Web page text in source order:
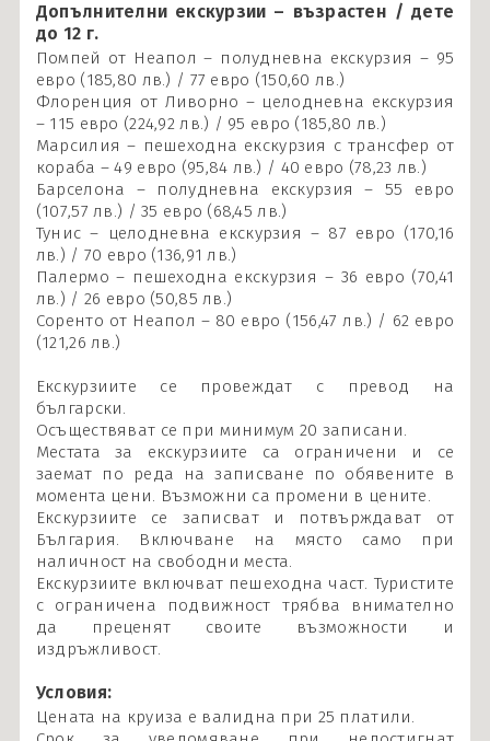
Допълнителни екскурзии – възрастен / дете
до 12 г.
Помпей от Неапол – полудневна екскурзия – 95
евро (185,80 лв.) / 77 евро (150,60 лв.)
Флоренция от Ливорно – целодневна екскурзия
– 115 евро (224,92 лв.) / 95 евро (185,80 лв.)
Марсилия – пешеходна екскурзия с трансфер от
кораба – 49 евро (95,84 лв.) / 40 евро (78,23 лв.)
Барселона – полудневна екскурзия – 55 евро
(107,57 лв.) / 35 евро (68,45 лв.)
Тунис – целодневна екскурзия – 87 евро (170,16
лв.) / 70 евро (136,91 лв.)
Палермо – пешеходна екскурзия – 36 евро (70,41
лв.) / 26 евро (50,85 лв.)
Соренто от Неапол – 80 евро (156,47 лв.) / 62 евро
(121,26 лв.)
Екскурзиите се провеждат с превод на
български.
Осъществяват се при минимум 20 записани.
Местата за екскурзиите са ограничени и се
заемат по реда на записване по обявените в
момента цени. Възможни са промени в цените.
Екскурзиите се записват и потвърждават от
България. Включване на място само при
наличност на свободни места.
Екскурзиите включват пешеходна част. Туристите
с ограничена подвижност трябва внимателно
да преценят своите възможности и
издръжливост.
Условия:
Цената на круиза е валидна при 25 платили.